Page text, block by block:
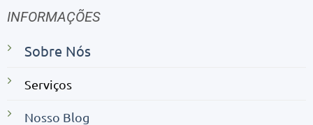
INFORMAÇÕES
Sobre Nós
Serviços
Nosso Blog